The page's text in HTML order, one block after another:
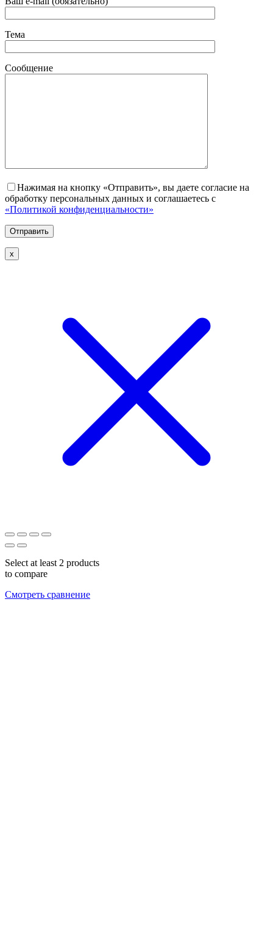
Тема
Сообщение
Нажимая на кнопку «Отправить», вы даете согласие на
обработку персональных данных и соглашаетесь с
«Политикой конфиденциальности»
х
Select at least 2 products
to compare
Смотреть сравнение